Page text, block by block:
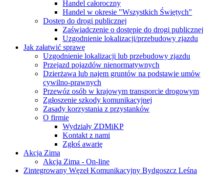
Handel całoroczny
Handel w okresie "Wszystkich Świętych"
Dostęp do drogi publicznej
Zaświadczenie o dostępie do drogi publicznej
Uzgodnienie lokalizacji/przebudowy zjazdu
Jak załatwić sprawę
Uzgodnienie lokalizacji lub przebudowy zjazdu
Przejazd pojazdów nienormatywnych
Dzierżawa lub najem gruntów na podstawie umów
cywilno-prawnych
Przewóz osób w krajowym transporcie drogowym
Zgłoszenie szkody komunikacyjnej
Zasady korzystania z przystanków
O firmie
Wydziały ZDMiKP
Kontakt z nami
Zgłoś awarię
Akcja Zima
Akcja Zima - On-line
Zintegrowany Węzeł Komunikacyjny Bydgoszcz Leśna